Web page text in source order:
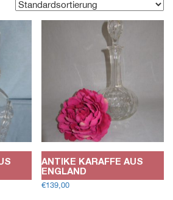
ANTIKE KARAFFE AUS
ENGLAND
€139,00